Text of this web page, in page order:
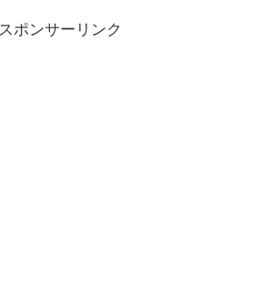
スポンサーリンク